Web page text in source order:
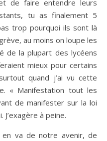
de faire entendre leurs
tu as finalement 5
trop pourquoi ils sont là
au moins on loupe les
de la plupart des lycéens
mieux pour certains
quand j’ai vu cette
« Manifestation tout les
de manifester sur la loi
à peine.
en va de notre avenir, de